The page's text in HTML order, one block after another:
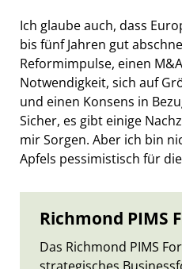
Ich glaube auch, dass
bis fünf Jahren gut
Reformimpulse, einen
Notwendigkeit, sich auf
und einen Konsens in
Sicher, es gibt einige
mir Sorgen. Aber ich bin
Apfels pessimistisch für
Richmond PIMS
Das Richmond PIMS